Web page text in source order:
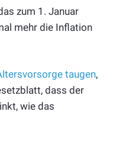
zum 1. Januar
mehr die Inflation
taugen,
dass der
wie das